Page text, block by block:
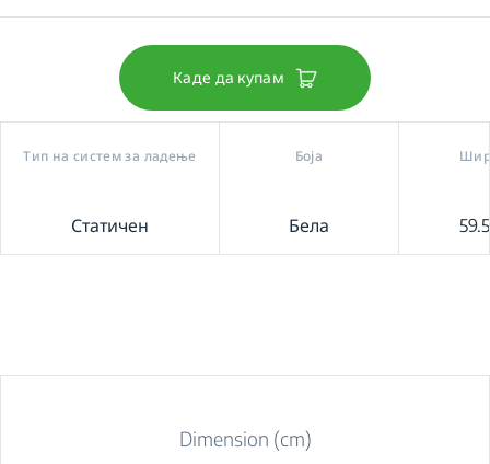
Каде да купам
Тип на систем за ладење
Статичен
Боја
Бела
Dimension (cm)